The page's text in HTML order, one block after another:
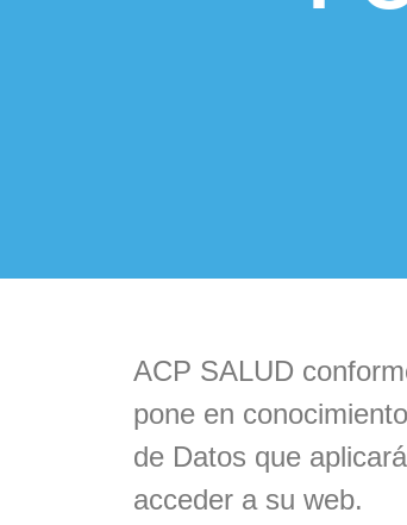
ACP SALUD
pone en
de Datos que
acceder a su web.